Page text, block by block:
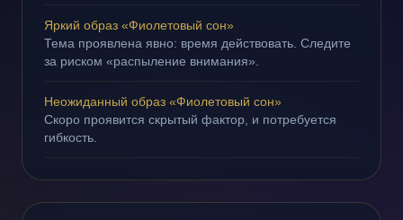
Яркий образ «Фиолетовый сон»
Тема проявлена явно: время действовать. Следите
за риском «распыление внимания».
Неожиданный образ «Фиолетовый сон»
Скоро проявится скрытый фактор, и потребуется
гибкость.